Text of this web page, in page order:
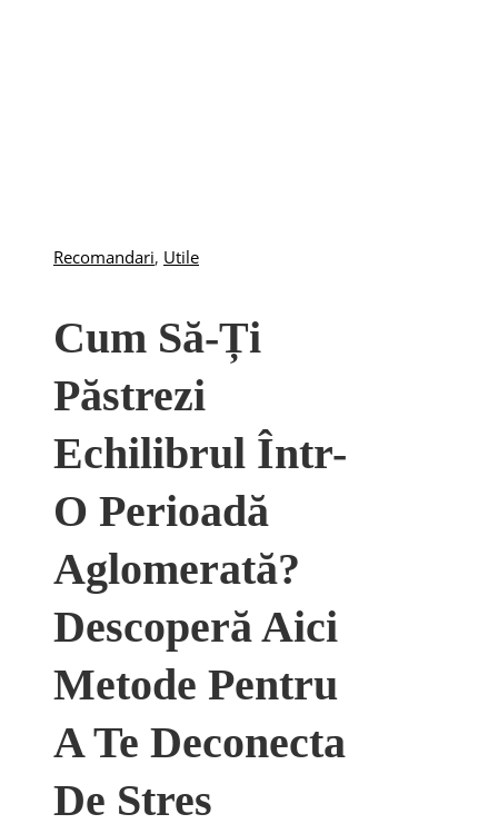
Recomandari, Utile
Cum Să-Ți
Păstrezi
Echilibrul Într-
O Perioadă
Aglomerată?
Descoperă Aici
Metode Pentru
A Te Deconecta
De Stres